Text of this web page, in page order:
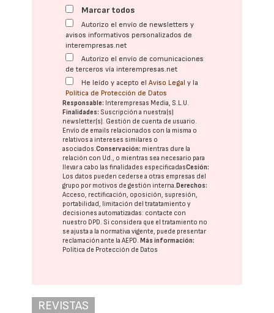
Marcar todos
Autorizo el envío de newsletters y
avisos informativos personalizados de
interempresas.net
Autorizo el envío de comunicaciones
de terceros vía interempresas.net
He leído y acepto elAviso Legal y la
Política de Protección de Datos
Responsable: Interempresas Media, S.L.U.
Finalidades: Suscripción a nuestra(s)
newsletter(s). Gestión de cuenta de usuario.
Envío de emails relacionados con la misma o
relativos a intereses similares o
asociados.Conservación: mientras dure la
relación con Ud., o mientras sea necesario para
llevar a cabo las finalidades especificadasCesión:
Los datos pueden cederse a otras empresas del
grupo por motivos de gestión interna.Derechos:
Acceso, rectificación, oposición, supresión,
portabilidad, limitación del tratatamiento y
decisiones automatizadas: contacte con
nuestro DPD. Si considera que el tratamiento no
se ajusta a la normativa vigente, puede presentar
reclamación ante laAEPD.Más información:
Política de Protección de Datos
REVISTAS